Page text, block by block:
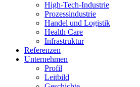
High-Tech-Industrie
Prozessindustrie
Handel und Logistik
Health Care
Infrastruktur
Referenzen
Unternehmen
Profil
Leitbild